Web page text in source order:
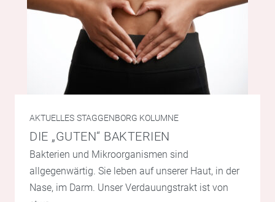
AKTUELLES STAGGENBORG KOLUMNE
DIE „GUTEN“ BAKTERIEN
Bakterien und Mikroorganismen sind
allgegenwärtig. Sie leben auf unserer Haut, in der
Nase, im Darm. Unser Verdauungstrakt ist von